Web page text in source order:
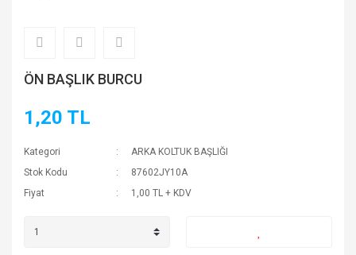
ÖN BAŞLIK BURCU
1,20 TL
Kategori
ARKA KOLTUK BAŞLIĞI
Stok Kodu
87602JY10A
Fiyat
1,00 TL + KDV